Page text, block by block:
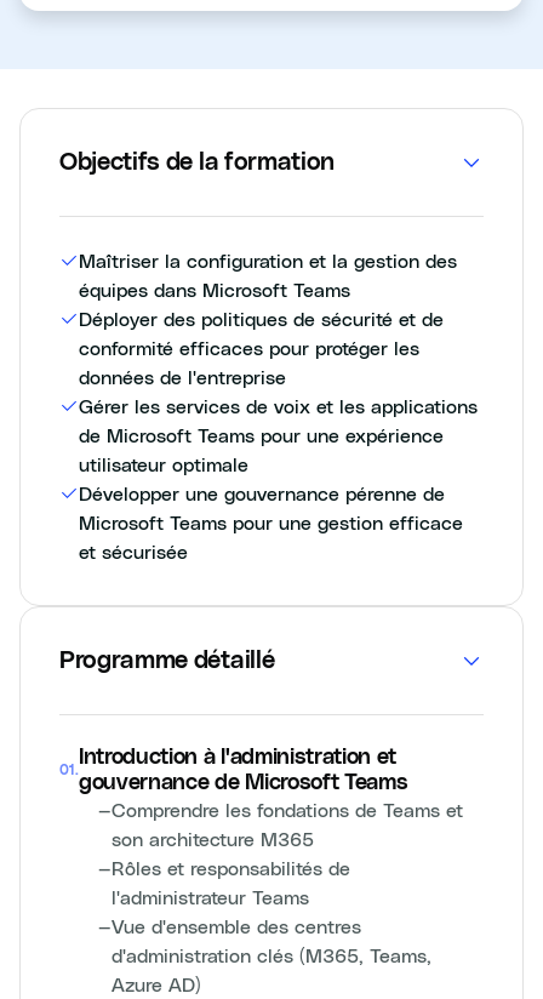
Objectifs de la formation
Maîtriser la configuration et la gestion des
équipes dans Microsoft Teams
Déployer des politiques de sécurité et de
conformité efficaces pour protéger les
données de l'entreprise
Gérer les services de voix et les applications
de Microsoft Teams pour une expérience
utilisateur optimale
Développer une gouvernance pérenne de
Microsoft Teams pour une gestion efficace
et sécurisée
Programme détaillé
01 .
Introduction à l'administration et
gouvernance de Microsoft Teams
—Comprendre les fondations de Teams et
son architecture M365
—Rôles et responsabilités de
l'administrateur Teams
—Vue d'ensemble des centres
d'administration clés (M365, Teams,
Azure AD)